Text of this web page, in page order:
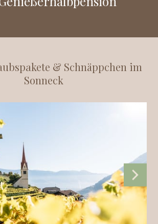
& Schnäppchen im
Sonneck